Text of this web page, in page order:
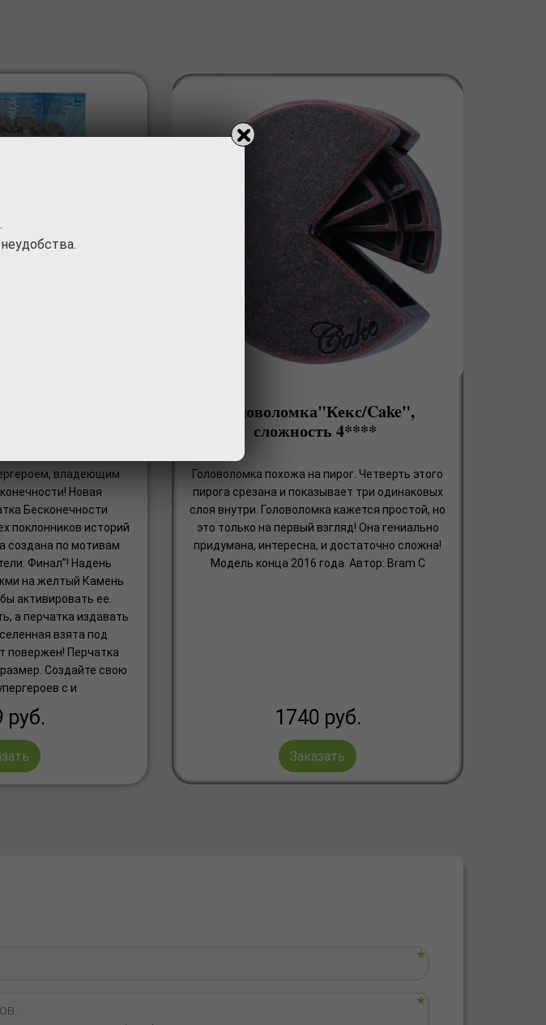
владеющим
Новая
Бесконечности
поклонников историй
создана по мотивам
Финал”! Надень
на желтый Камень
активировать ее.
а перчатка издавать
взята под
повержен! Перчатка
Создайте свою
с и
руб.
Головоломка"Кекс/Cake",
сложность 4****
Головоломка похожа на пирог. Четверть этого
пирога срезана и показывает три одинаковых
слоя внутри. Головоломка кажется простой, но
это только на первый взгляд! Она гениально
придумана, интересна, и достаточно сложна!
Модель конца 2016 года. Автор: Bram C
1740 руб.
Заказать